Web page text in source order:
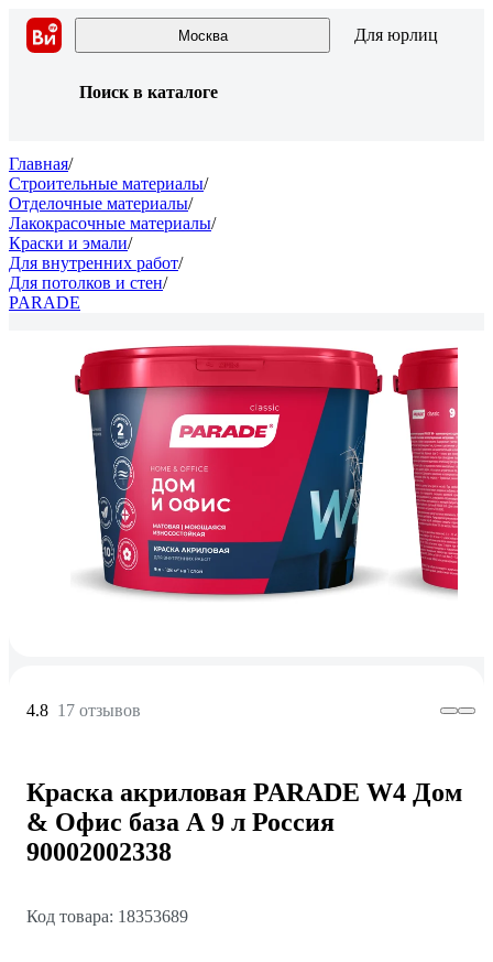
Москва Для юрлиц
Поиск в каталоге
Главная/
Строительные материалы/
Отделочные материалы/
Лакокрасочные материалы/
Краски и эмали/
Для внутренних работ/
Для потолков и стен/
PARADE
4.8 17 отзывов
Краска акриловая PARADE W4 Дом
& Офис база А 9 л Россия
90002002338
Код товара: 18353689